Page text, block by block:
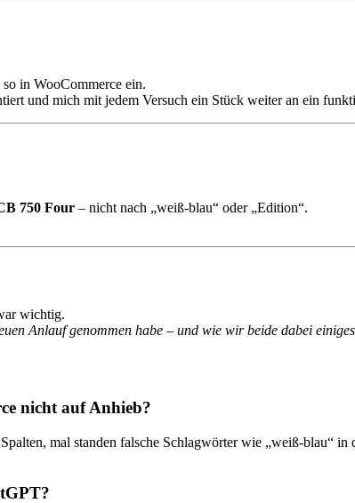
in WooCommerce ein.
und mich mit jedem Versuch ein Stück weiter an ein
750 Four – nicht nach „weiß-blau“ oder „Edition“.
wichtig.
Anlauf genommen habe – und wie wir beide dabei
nicht auf Anhieb?
mal standen falsche Schlagwörter wie „weiß-blau“